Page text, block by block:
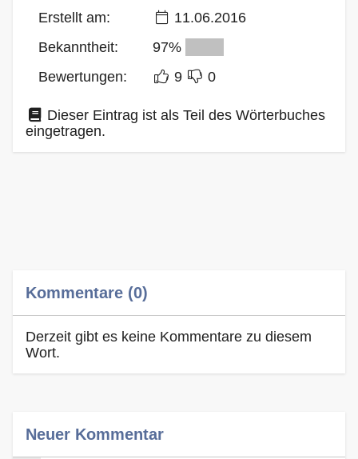
Erstellt am:
11.06.2016
Bekanntheit:
97%
Bewertungen:
9 0
Dieser Eintrag ist als Teil des Wörterbuches
eingetragen.
Kommentare (0)
Derzeit gibt es keine Kommentare zu diesem
Wort.
Neuer Kommentar